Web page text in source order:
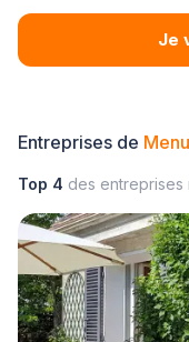
Je
Entreprises de
Top 4 des